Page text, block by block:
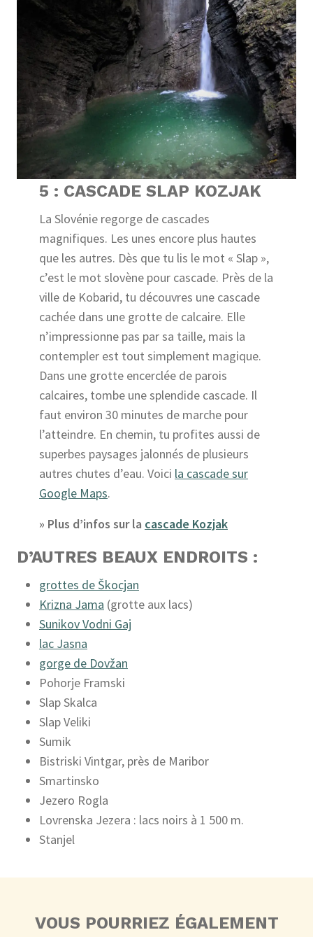
5 : CASCADE SLAP KOZJAK
La Slovénie regorge de cascades
magnifiques. Les unes encore plus hautes
que les autres. Dès que tu lis le mot « Slap »,
c’est le mot slovène pour cascade. Près de la
ville de Kobarid, tu découvres une cascade
cachée dans une grotte de calcaire. Elle
n’impressionne pas par sa taille, mais la
contempler est tout simplement magique.
Dans une grotte encerclée de parois
calcaires, tombe une splendide cascade. Il
faut environ 30 minutes de marche pour
l’atteindre. En chemin, tu profites aussi de
superbes paysages jalonnés de plusieurs
autres chutes d’eau. Voici la cascade sur
Google Maps.
» Plus d’infos sur la cascade Kozjak
D’AUTRES BEAUX ENDROITS :
grottes de Škocjan
Krizna Jama (grotte aux lacs)
Sunikov Vodni Gaj
lac Jasna
gorge de Dovžan
Pohorje Framski
Slap Skalca
Slap Veliki
Sumik
Bistriski Vintgar, près de Maribor
Smartinsko
Jezero Rogla
Lovrenska Jezera : lacs noirs à 1 500 m.
Stanjel
VOUS POURRIEZ ÉGALEMENT